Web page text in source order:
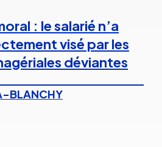
: le salarié n’a
visé par les
déviantes
BLANCHY